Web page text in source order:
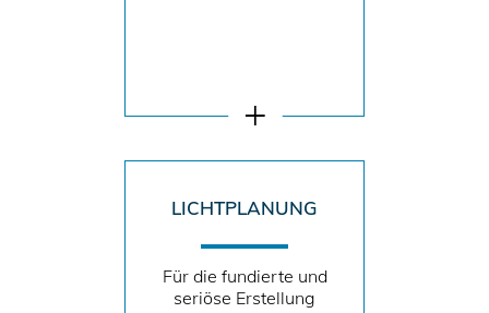
LICHTPLANUNG
Für die fundierte und
seriöse Erstellung